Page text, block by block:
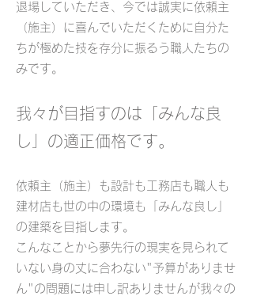
退場していただき、今では誠実に依頼主
（施主）に喜んでいただくために自分た
ちが極めた技を存分に振るう職人たちの
みです。
我々が目指すのは「みんな良
し」の適正価格です。
依頼主（施主）も設計も工務店も職人も
建材店も世の中の環境も「 みんな 良し」
の建築を目指します。
こんなことから夢先行の現実を見られて
いない身の丈に合わない"予算がありませ
ん"の問題には申し訳ありませんが我々の